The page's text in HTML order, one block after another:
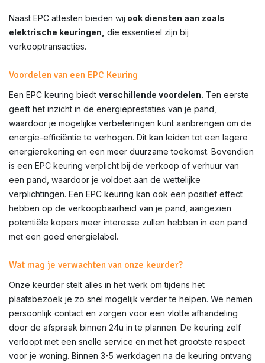
Naast EPC attesten bieden wij ook diensten aan zoals
elektrische keuringen, die essentieel zijn bij
verkooptransacties.
Voordelen van een EPC Keuring
Een EPC keuring biedt verschillende voordelen. Ten eerste
geeft het inzicht in de energieprestaties van je pand,
waardoor je mogelijke verbeteringen kunt aanbrengen om de
energie-efficiëntie te verhogen. Dit kan leiden tot een lagere
energierekening en een meer duurzame toekomst. Bovendien
is een EPC keuring verplicht bij de verkoop of verhuur van
een pand, waardoor je voldoet aan de wettelijke
verplichtingen. Een EPC keuring kan ook een positief effect
hebben op de verkoopbaarheid van je pand, aangezien
potentiële kopers meer interesse zullen hebben in een pand
met een goed energielabel.
Wat mag je verwachten van onze keurder?
Onze keurder stelt alles in het werk om tijdens het
plaatsbezoek je zo snel mogelijk verder te helpen. We nemen
persoonlijk contact en zorgen voor een vlotte afhandeling
door de afspraak binnen 24u in te plannen. De keuring zelf
verloopt met een snelle service en met het grootste respect
voor je woning. Binnen 3-5 werkdagen na de keuring ontvang